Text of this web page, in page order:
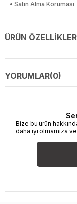
• Satın Alma Koruması
ÜRÜN
YORUMLAR(0)
Bize bu ürün
daha iyi olmamıza